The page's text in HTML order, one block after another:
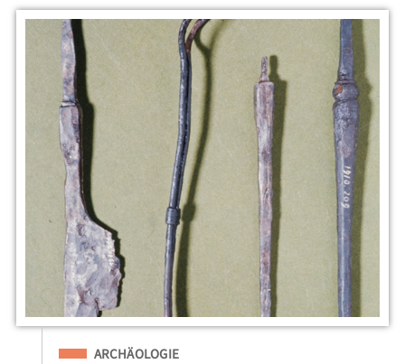
Eingeordnet unter
ARCHÄOLOGIE